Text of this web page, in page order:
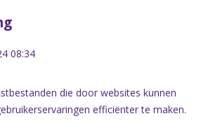
08:34
die door websites kunnen
efficiënter te maken.